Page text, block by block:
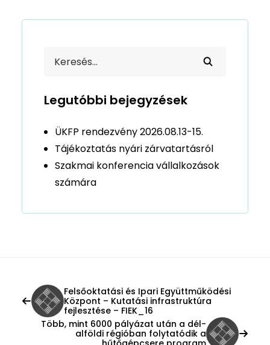
Legutóbbi bejegyzések
ÜKFP rendezvény 2026.08.13-15.
Tájékoztatás nyári zárvatartásról
Szakmai konferencia vállalkozások
számára
Felsőoktatási és Ipari Együttműködési
Központ – Kutatási infrastruktúra
fejlesztése – FIEK_16
Több, mint 6000 pályázat után a dél-
alföldi régióban folytatódik a